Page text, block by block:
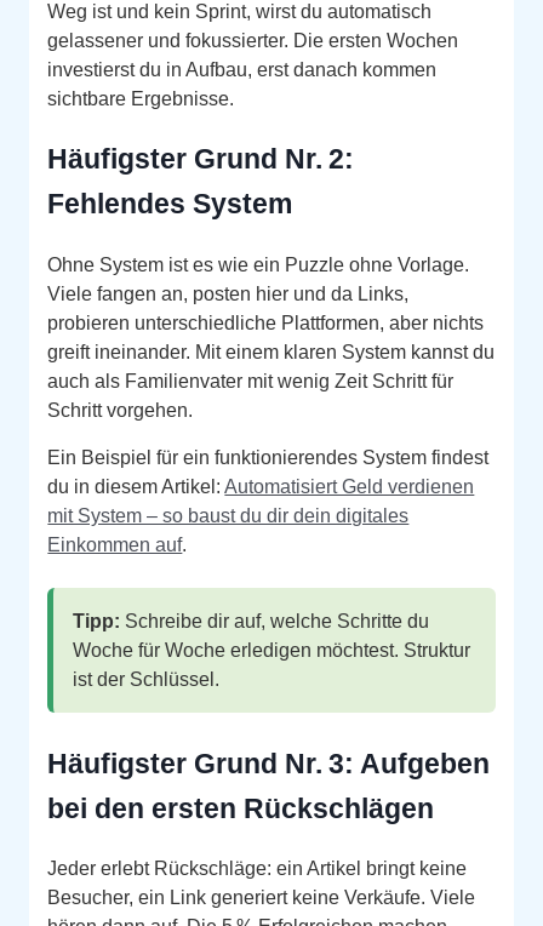
Weg ist und kein Sprint, wirst du automatisch
gelassener und fokussierter. Die ersten Wochen
investierst du in Aufbau, erst danach kommen
sichtbare Ergebnisse.
Häufigster Grund Nr. 2:
Fehlendes System
Ohne System ist es wie ein Puzzle ohne Vorlage.
Viele fangen an, posten hier und da Links,
probieren unterschiedliche Plattformen, aber nichts
greift ineinander. Mit einem klaren System kannst du
auch als Familienvater mit wenig Zeit Schritt für
Schritt vorgehen.
Ein Beispiel für ein funktionierendes System findest
du in diesem Artikel:Automatisiert Geld verdienen
mit System – so baust du dir dein digitales
Einkommen auf.
Tipp: Schreibe dir auf, welche Schritte du
Woche für Woche erledigen möchtest. Struktur
ist der Schlüssel.
Häufigster Grund Nr. 3: Aufgeben
bei den ersten Rückschlägen
Jeder erlebt Rückschläge: ein Artikel bringt keine
Besucher, ein Link generiert keine Verkäufe. Viele